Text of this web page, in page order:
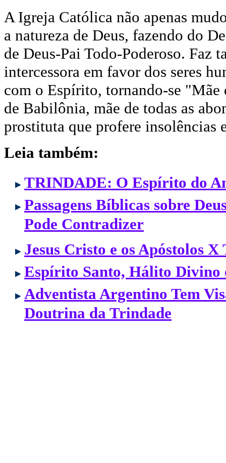
A Igreja Católica não apenas
a natureza de Deus, fazendo do
de Deus-Pai Todo-Poderoso. Faz
intercessora em favor dos seres
com o Espírito, tornando-se
de Babilônia, mãe de todas as
prostituta que profere insolências
Leia também:
TRINDADE: O Espírito do
Passagens Bíblicas sobre
Pode Contradizer
Jesus Cristo e os Apóstolos
Espírito Santo, Hálito Divino
Adventista Argentino Tem
Doutrina da Trindade